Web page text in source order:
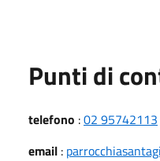
Punti di
telefono :02 95742113
email :